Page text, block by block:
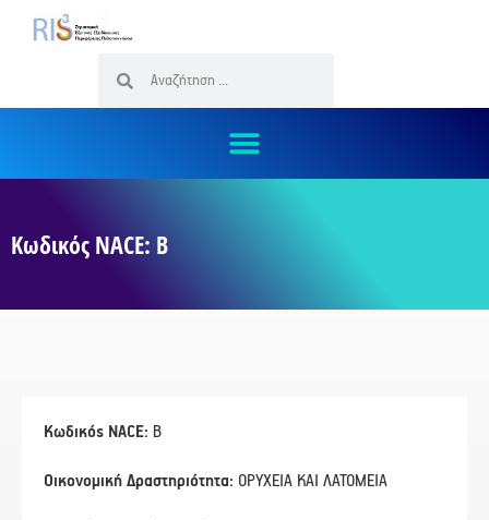
Κωδικός NACE: B
Κωδικός NACE: B
Οικονομική Δραστηριότητα: ΟΡΥΧΕΙΑ ΚΑΙ ΛΑΤΟΜΕΙΑ